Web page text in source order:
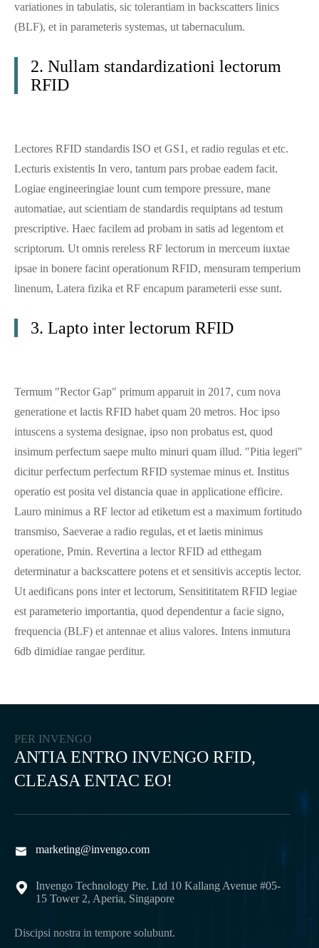
variationes in tabulatis, sic tolerantiam in backscatters linics
(BLF), et in parameteris systemas, ut tabernaculum.
2. Nullam standardizationi lectorum
RFID
Lectores RFID standardis ISO et GS1, et radio regulas et etc.
Lecturis existentis In vero, tantum pars probae eadem facit.
Logiae engineeringiae lount cum tempore pressure, mane
automatiae, aut scientiam de standardis requiptans ad testum
prescriptive. Haec facilem ad probam in satis ad legentom et
scriptorum. Ut omnis rereless RF lectorum in merceum iuxtae
ipsae in bonere facint operationum RFID, mensuram temperium
linenum, Latera fizika et RF encapum parameterii esse sunt.
3. Lapto inter lectorum RFID
Termum "Rector Gap" primum apparuit in 2017, cum nova
generatione et lactis RFID habet quam 20 metros. Hoc ipso
intuscens a systema designae, ipso non probatus est, quod
insimum perfectum saepe multo minuri quam illud. "Pitia legeri"
dicitur perfectum perfectum RFID systemae minus et. Institus
operatio est posita vel distancia quae in applicatione efficire.
Lauro minimus a RF lector ad etiketum est a maximum fortitudo
transmiso, Saeverae a radio regulas, et et laetis minimus
operatione, Pmin. Revertina a lector RFID ad etthegam
determinatur a backscattere potens et et sensitivis acceptis lector.
Ut aedificans pons inter et lectorum, Sensitititatem RFID legiae
est parameterio importantia, quod dependentur a facie signo,
frequencia (BLF) et antennae et alius valores. Intens inmutura
6db dimidiae rangae perditur.
PER INVENGO
ANTIA ENTRO INVENGO RFID,
CLEASA ENTAC EO!
 marketing@invengo.com

Invengo Technology Pte. Ltd 10 Kallang Avenue #05-
15 Tower 2, Aperia, Singapore
Discipsi nostra in tempore solubunt.